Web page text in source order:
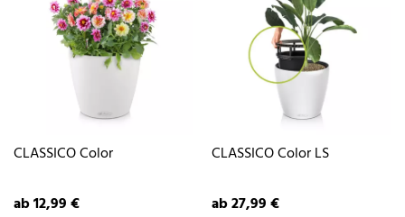
CLASSICO Color
ab 12,99 €
CLASSICO Color LS
ab 27,99 €